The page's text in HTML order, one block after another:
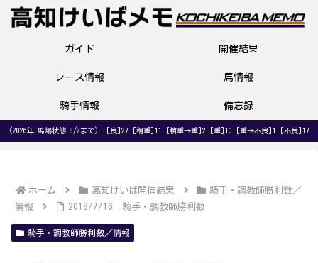
ガイド 開催結果
レース情報 馬情報
騎手情報 備忘録
(2026年 馬場状態 8/2まで) [良]27 [稍重]11 [稍重→重]2 [重]10 [重→不良]1 [不良]17
ホーム 高知けいば開催結果
騎手・調教師勝利数／
情報
2018/7/16 騎手・調教師勝利数
騎手・調教師勝利数／情報